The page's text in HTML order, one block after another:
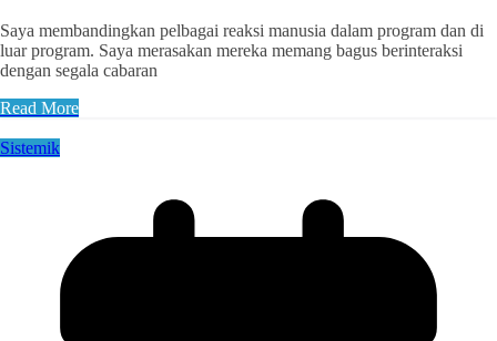
Saya membandingkan pelbagai reaksi manusia dalam program dan di
luar program. Saya merasakan mereka memang bagus berinteraksi
dengan segala cabaran
Read More
Sistemik